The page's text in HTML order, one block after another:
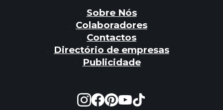
Sobre Nós
Colaboradores
Contactos
Directório de empresas
Publicidade